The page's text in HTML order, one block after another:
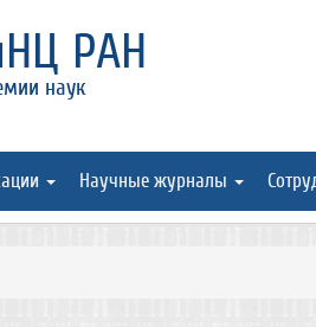
РАН
наук
Научные журналы